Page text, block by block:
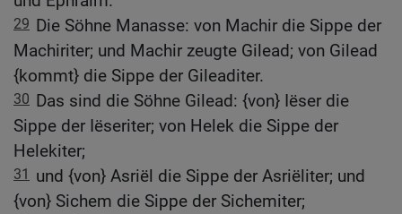
29 Die Söhne Manasse: von Machir die Sippe der
Machiriter; und Machir zeugte Gilead; von Gilead
{kommt} die Sippe der Gileaditer.
30 Das sind die Söhne Gilead: {von} Iëser die
Sippe der Iëseriter; von Helek die Sippe der
Helekiter;
31 und {von} Asriël die Sippe der Asriëliter; und
{von} Sichem die Sippe der Sichemiter;